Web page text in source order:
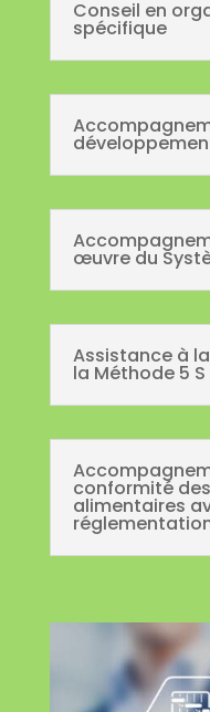
Conseil en
spécifique
œuvre du
Assistance à
la Méthode 5 S
conformité
alimentaires